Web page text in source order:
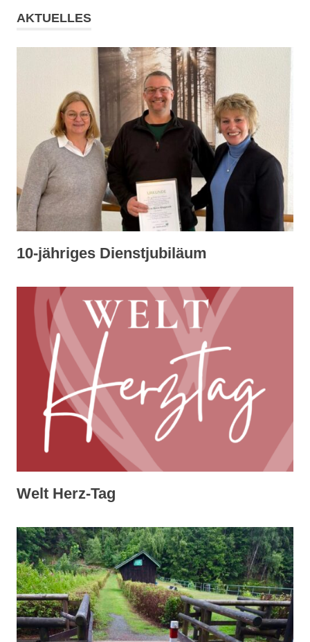
AKTUELLES
10-jähriges Dienstjubiläum
Welt Herz-Tag